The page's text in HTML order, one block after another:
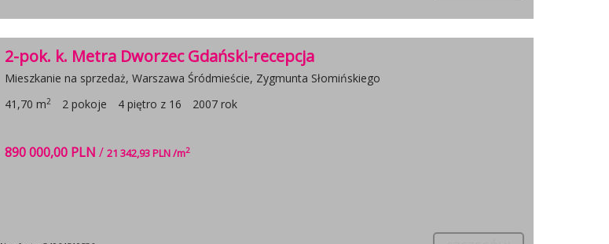
2-pok. k. Metra Dworzec Gdański-recepcja
Mieszkanie na sprzedaż, Warszawa Śródmieście, Zygmunta Słomińskiego
41,70 m2 2 pokoje 4 piętro z 16 2007 rok
890 000,00 PLN / 21 342,93 PLN /m2